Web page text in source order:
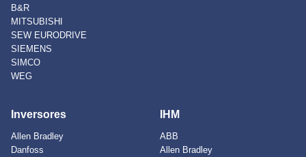
B&R
MITSUBISHI
SEW EURODRIVE
SIEMENS
SIMCO
WEG
Inversores
Allen Bradley
Danfoss
IHM
ABB
Allen Bradley